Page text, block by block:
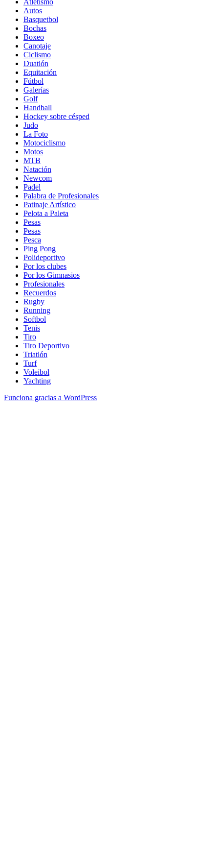
Autos
Basquetbol
Bochas
Boxeo
Canotaje
Ciclismo
Duatlón
Equitación
Fútbol
Galerías
Golf
Handball
Hockey sobre césped
Judo
La Foto
Motociclismo
Motos
MTB
Natación
Newcom
Padel
Palabra de Profesionales
Patinaje Artístico
Pelota a Paleta
Pesas
Pesas
Pesca
Ping Pong
Polideportivo
Por los clubes
Por los Gimnasios
Profesionales
Recuerdos
Rugby
Running
Softbol
Tenis
Tiro
Tiro Deportivo
Triatlón
Turf
Voleibol
Yachting
Funciona gracias a WordPress